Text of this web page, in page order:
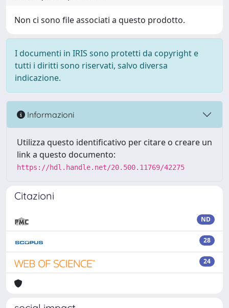
Non ci sono file associati a questo prodotto.
I documenti in IRIS sono protetti da copyright e
tutti i diritti sono riservati, salvo diversa
indicazione.
Informazioni
Utilizza questo identificativo per citare o creare un
link a questo documento:
https://hdl.handle.net/20.500.11769/42275
Citazioni
ND
28
24